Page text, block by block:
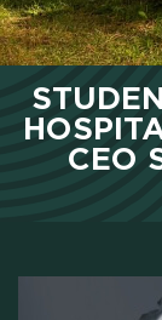
CEO